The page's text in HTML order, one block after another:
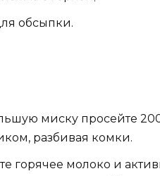
обсыпки.
миску просейте
разбивая комки.
горячее молоко и